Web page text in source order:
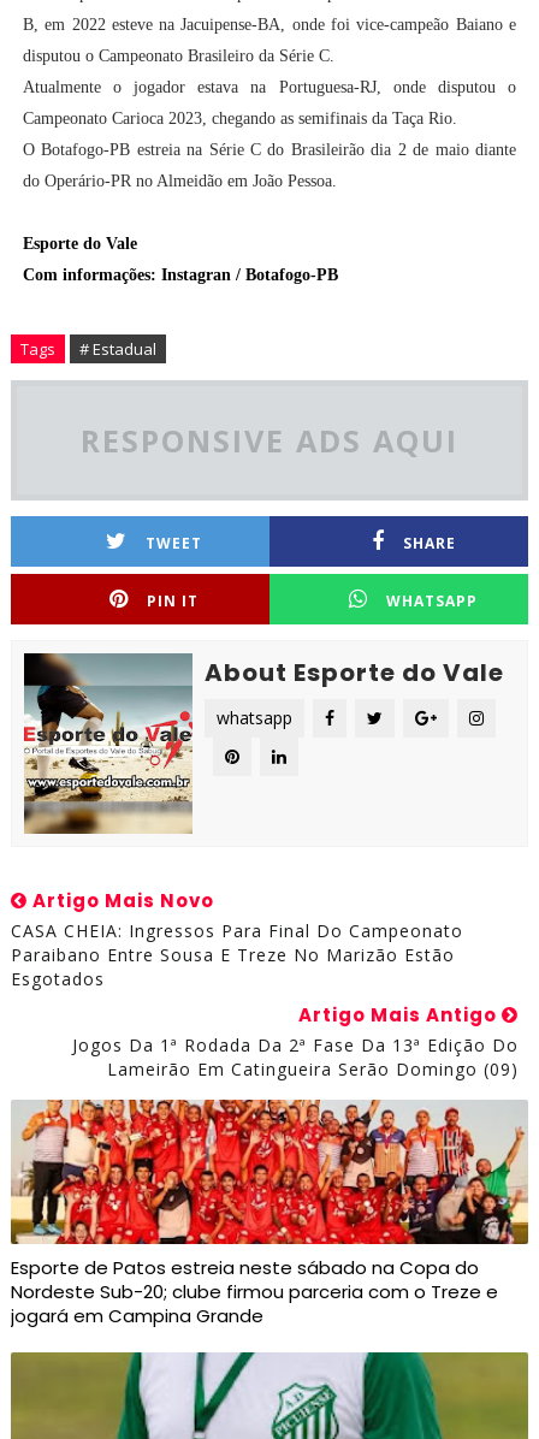
B, em 2022 esteve na Jacuipense-BA, onde foi vice-campeão Baiano e
disputou o Campeonato Brasileiro da Série C.
Atualmente o jogador estava na Portuguesa-RJ, onde disputou o
Campeonato Carioca 2023, chegando as semifinais da Taça Rio.
O Botafogo-PB estreia na Série C do Brasileirão dia 2 de maio diante
do Operário-PR no Almeidão em João Pessoa.
Esporte do Vale
Com informações: Instagran / Botafogo-PB
Tags # Estadual
RESPONSIVE ADS AQUI
TWEET SHARE
PIN IT WHATSAPP
About Esporte do Vale
whatsapp
Artigo Mais Novo
CASA CHEIA: Ingressos Para Final Do Campeonato
Paraibano Entre Sousa E Treze No Marizão Estão
Esgotados
Artigo Mais Antigo
Jogos Da 1ª Rodada Da 2ª Fase Da 13ª Edição Do
Lameirão Em Catingueira Serão Domingo (09)
Esporte de Patos estreia neste sábado na Copa do
Nordeste Sub-20; clube firmou parceria com o Treze e
jogará em Campina Grande